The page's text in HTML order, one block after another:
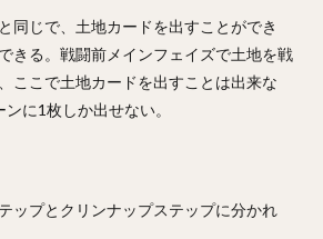
同じで、土地カードを出すことができ
きる。戦闘前メインフェイズで土地を戦
ここで土地カードを出すことは出来な
に1枚しか出せない。
ップとクリンナップステップに分かれ